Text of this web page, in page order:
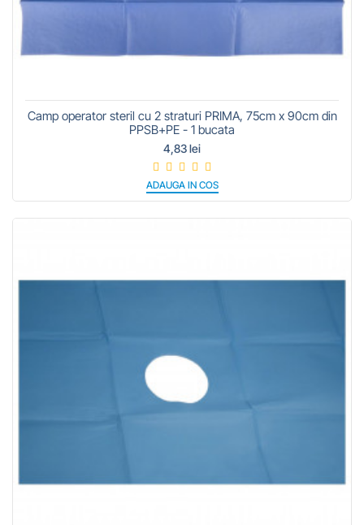
Camp operator steril cu 2 straturi PRIMA, 75cm x 90cm din
PPSB+PE - 1 bucata
4,83 lei
ADAUGA IN COS